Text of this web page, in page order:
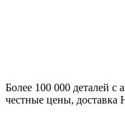
Более 100 000 деталей с
честные цены, доставка